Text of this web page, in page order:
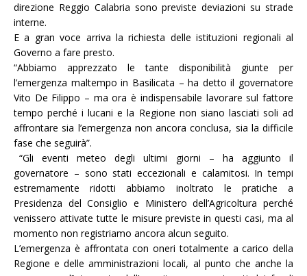
direzione Reggio Calabria sono previste deviazioni su strade
interne.
E a gran voce arriva la richiesta delle istituzioni regionali al
Governo a fare presto.
“Abbiamo apprezzato le tante disponibilità giunte per
l’emergenza maltempo in Basilicata – ha detto il governatore
Vito De Filippo – ma ora è indispensabile lavorare sul fattore
tempo perché i lucani e la Regione non siano lasciati soli ad
affrontare sia l’emergenza non ancora conclusa, sia la difficile
fase che seguirà”.
“Gli eventi meteo degli ultimi giorni – ha aggiunto il
governatore – sono stati eccezionali e calamitosi. In tempi
estremamente ridotti abbiamo inoltrato le pratiche a
Presidenza del Consiglio e Ministero dell’Agricoltura perché
venissero attivate tutte le misure previste in questi casi, ma al
momento non registriamo ancora alcun seguito.
L’emergenza è affrontata con oneri totalmente a carico della
Regione e delle amministrazioni locali, al punto che anche la